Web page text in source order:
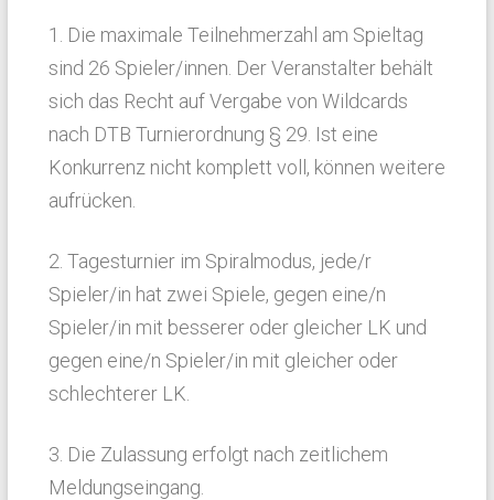
1. Die maximale Teilnehmerzahl am Spieltag
sind 26 Spieler/innen. Der Veranstalter behält
sich das Recht auf Vergabe von Wildcards
nach DTB Turnierordnung § 29. Ist eine
Konkurrenz nicht komplett voll, können weitere
aufrücken.
2. Tagesturnier im Spiralmodus, jede/r
Spieler/in hat zwei Spiele, gegen eine/n
Spieler/in mit besserer oder gleicher LK und
gegen eine/n Spieler/in mit gleicher oder
schlechterer LK.
3. Die Zulassung erfolgt nach zeitlichem
Meldungseingang.